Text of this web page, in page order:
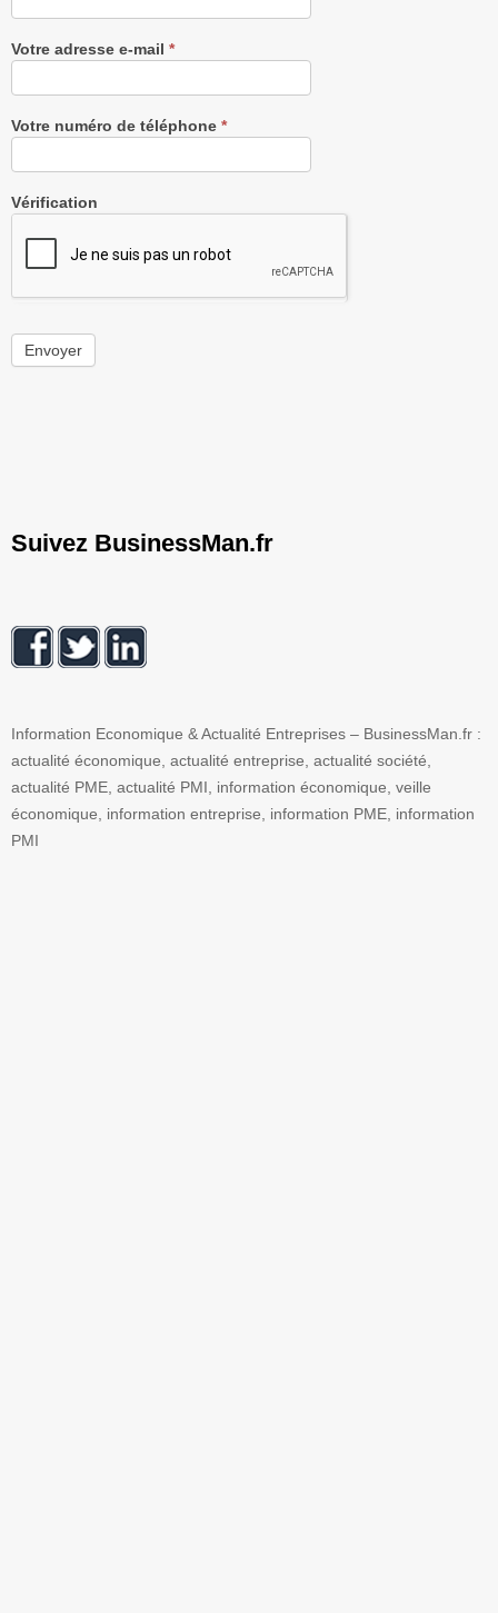
Votre adresse e-mail *
Votre numéro de téléphone *
Vérification
Envoyer
Suivez BusinessMan.fr
Information Economique & Actualité Entreprises – BusinessMan.fr :
actualité économique, actualité entreprise, actualité société,
actualité PME, actualité PMI, information économique, veille
économique, information entreprise, information PME, information
PMI